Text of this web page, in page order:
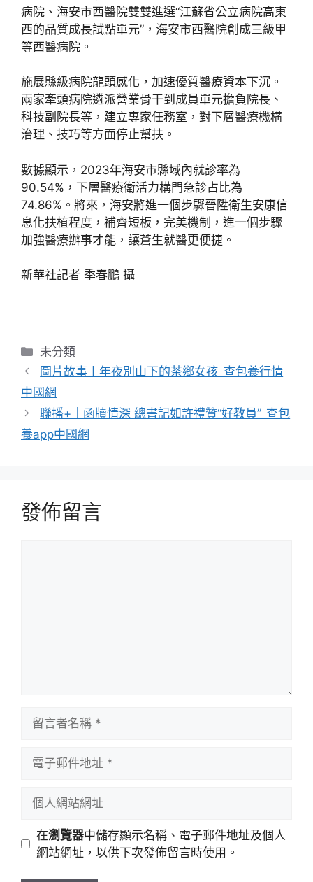
病院、海安市西醫院雙雙進選“江蘇省公立病院高東
西的品質成長試點單元”，海安市西醫院創成三級甲
等西醫病院。
施展縣級病院龍頭感化，加速優質醫療資本下沉。
兩家牽頭病院遴派營業骨干到成員單元擔負院長、
科技副院長等，建立專家任務室，對下層醫療機構
治理、技巧等方面停止幫扶。
數據顯示，2023年海安市縣域內就診率為
90.54%，下層醫療衛活力構門急診占比為
74.86%。將來，海安將進一個步驟晉陞衛生安康信
息化扶植程度，補齊短板，完美機制，進一個步驟
加強醫療辦事才能，讓蒼生就醫更便捷。
新華社記者 季春鵬 攝
分
類
未分類
圖片故事丨年夜別山下的茶鄉女孩_查包養行情
中國網
聯播+｜函牘情深 總書記如許禮贊“好教員”_查包
養app中國網
發佈留言
址
站
在瀏覽器中儲存顯示名稱、電子郵件地址及個人
網站網址，以供下次發佈留言時使用。